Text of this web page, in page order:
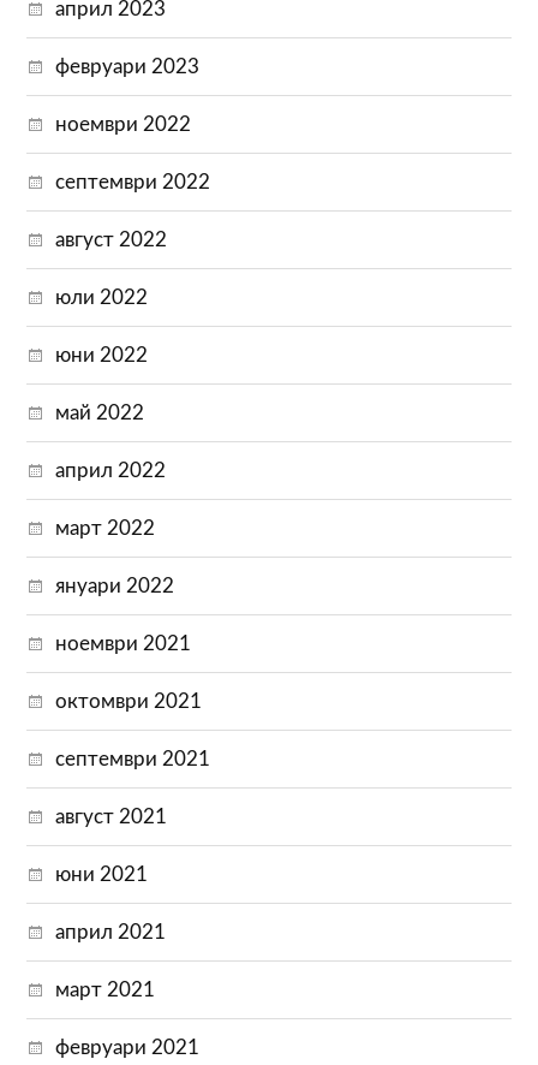
април 2023
февруари 2023
ноември 2022
септември 2022
август 2022
юли 2022
юни 2022
май 2022
април 2022
март 2022
януари 2022
ноември 2021
октомври 2021
септември 2021
август 2021
юни 2021
април 2021
март 2021
февруари 2021